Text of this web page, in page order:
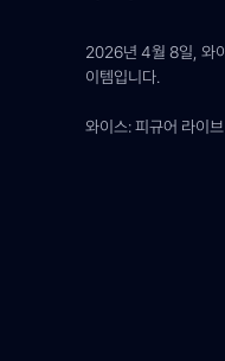
2026년 4월 8일, 와
이템입니다.
와이스: 피규어 라이